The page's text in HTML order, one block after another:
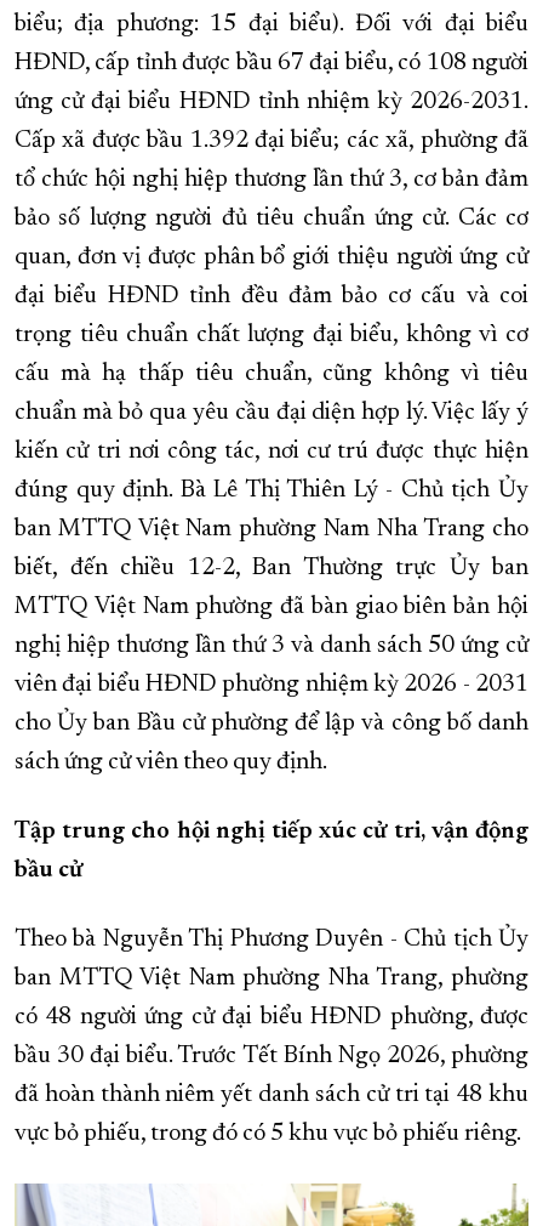
biểu; địa phương: 15 đại biểu). Đối với đại biểu
HĐND, cấp tỉnh được bầu 67 đại biểu, có 108 người
ứng cử đại biểu HĐND tỉnh nhiệm kỳ 2026-2031.
Cấp xã được bầu 1.392 đại biểu; các xã, phường đã
tổ chức hội nghị hiệp thương lần thứ 3, cơ bản đảm
bảo số lượng người đủ tiêu chuẩn ứng cử. Các cơ
quan, đơn vị được phân bổ giới thiệu người ứng cử
đại biểu HĐND tỉnh đều đảm bảo cơ cấu và coi
trọng tiêu chuẩn chất lượng đại biểu, không vì cơ
cấu mà hạ thấp tiêu chuẩn, cũng không vì tiêu
chuẩn mà bỏ qua yêu cầu đại diện hợp lý. Việc lấy ý
kiến cử tri nơi công tác, nơi cư trú được thực hiện
đúng quy định. Bà Lê Thị Thiên Lý - Chủ tịch Ủy
ban MTTQ Việt Nam phường Nam Nha Trang cho
biết, đến chiều 12-2, Ban Thường trực Ủy ban
MTTQ Việt Nam phường đã bàn giao biên bản hội
nghị hiệp thương lần thứ 3 và danh sách 50 ứng cử
viên đại biểu HĐND phường nhiệm kỳ 2026 - 2031
cho Ủy ban Bầu cử phường để lập và công bố danh
sách ứng cử viên theo quy định.
Tập trung cho hội nghị tiếp xúc cử tri, vận động
bầu cử
Theo bà Nguyễn Thị Phương Duyên - Chủ tịch Ủy
ban MTTQ Việt Nam phường Nha Trang, phường
có 48 người ứng cử đại biểu HĐND phường, được
bầu 30 đại biểu. Trước Tết Bính Ngọ 2026, phường
đã hoàn thành niêm yết danh sách cử tri tại 48 khu
vực bỏ phiếu, trong đó có 5 khu vực bỏ phiếu riêng.